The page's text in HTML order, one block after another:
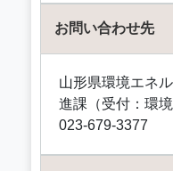
お問い合わせ先
山形県環境エネ
進課（受付：環
023-679-3377